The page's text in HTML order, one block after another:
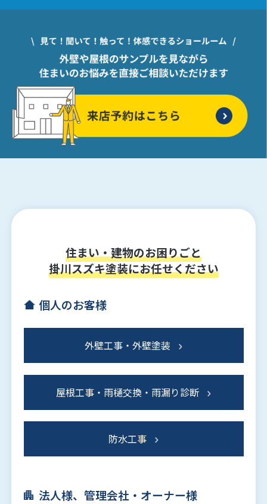
住まい・建物のお困りごと
掛川スズキ塗装にお任せください
個人のお客様
外壁工事・外壁塗装
屋根工事・雨樋交換・雨漏り診断
防水工事
法人様、管理会社・オーナー様